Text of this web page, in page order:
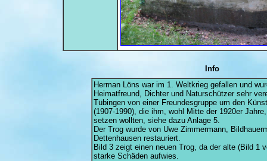
Info
Herman Löns war im 1. Weltkrieg gefallen und
Heimatfreund, Dichter und Naturschützer sehr
Tübingen von einer Freundesgruppe um den
(1907-1990), die ihm, wohl Mitte der 1920er
setzen wollten, siehe dazu Anlage 5.
Der Trog wurde von Uwe Zimmermann,
Dettenhausen restauriert.
Bild 3 zeigt einen neuen Trog, da der alte (Bild 1
starke Schäden aufwies.